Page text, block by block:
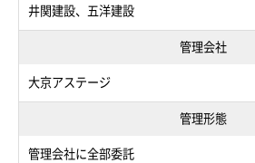
井関建設、五洋建設
管理会社
大京アステージ
管理形態
管理会社に全部委託